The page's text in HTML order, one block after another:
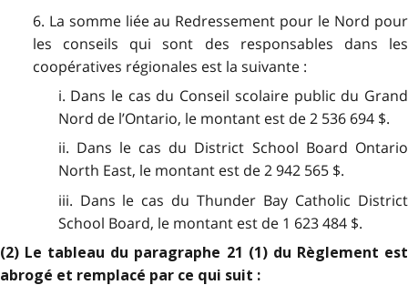
6. La somme liée au Redressement pour le Nord pour
les conseils qui sont des responsables dans les
coopératives régionales est la suivante :
i. Dans le cas du Conseil scolaire public du Grand
Nord de l’Ontario, le montant est de 2 536 694 $.
ii. Dans le cas du District School Board Ontario
North East, le montant est de 2 942 565 $.
iii. Dans le cas du Thunder Bay Catholic District
School Board, le montant est de 1 623 484 $.
(2) Le tableau du paragraphe 21 (1) du Règlement est
abrogé et remplacé par ce qui suit :